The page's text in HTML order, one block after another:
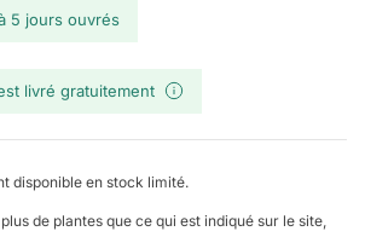
5 jours ouvrés
livré gratuitement
disponible en stock limité.
de plantes que ce qui est indiqué sur le site,